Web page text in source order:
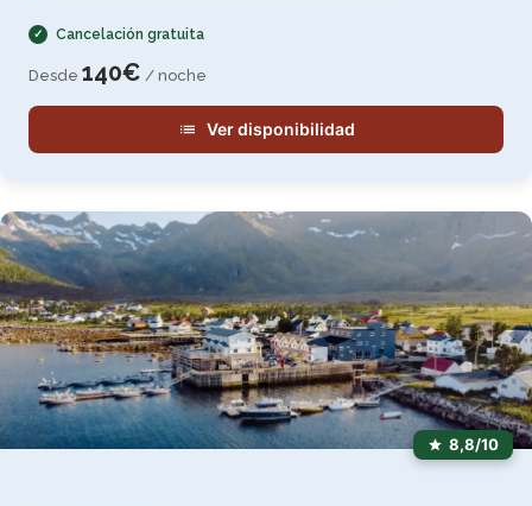
Cancelación gratuita
Desde 140€ / noche
Ver disponibilidad
8,8/10